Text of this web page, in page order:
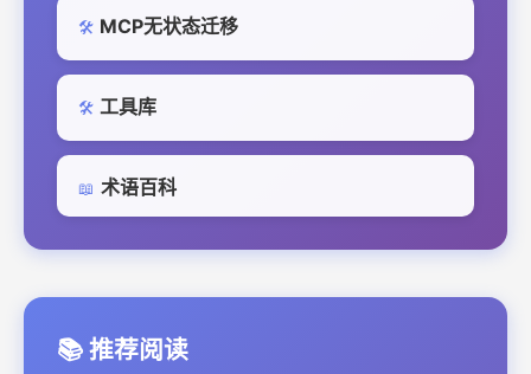
🛠️ MCP无状态迁移
🛠️ 工具库
📖 术语百科
📚 推荐阅读